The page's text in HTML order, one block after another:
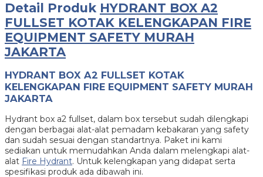
Detail Produk HYDRANT BOX A2
FULLSET KOTAK KELENGKAPAN FIRE
EQUIPMENT SAFETY MURAH
JAKARTA
HYDRANT BOX A2 FULLSET KOTAK
KELENGKAPAN FIRE EQUIPMENT SAFETY MURAH
JAKARTA
Hydrant box a2 fullset, dalam box tersebut sudah dilengkapi
dengan berbagai alat-alat pemadam kebakaran yang safety
dan sudah sesuai dengan standartnya. Paket ini kami
sediakan untuk memudahkan Anda dalam melengkapi alat-
alat Fire Hydrant. Untuk kelengkapan yang didapat serta
spesifikasi produk ada dibawah ini.